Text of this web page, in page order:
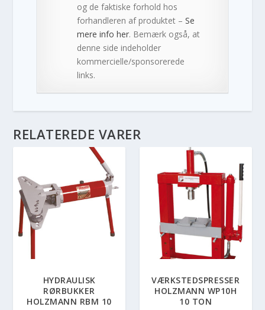
og de faktiske forhold hos
forhandleren af produktet –Se
mere info her. Bemærk også, at
denne side indeholder
kommercielle/sponsorerede
links.
RELATEREDE VARER
HYDRAULISK
RØRBUKKER
HOLZMANN RBM 10
VÆRKSTEDSPRESSER
HOLZMANN WP10H
10 TON